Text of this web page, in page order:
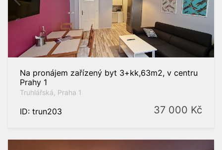
Na pronájem zařízený byt 3+kk,63m2, v centru
Prahy 1
Truhlářská, Praha 1
ID: trun203 37 000 Kč